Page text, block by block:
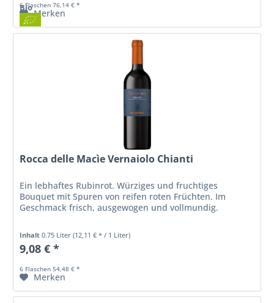
Bio
6 Flaschen 76,14 € *
Merken
Rocca delle Macìe Vernaiolo Chianti
Ein lebhaftes Rubinrot. Würziges und fruchtiges
Bouquet mit Spuren von reifen roten Früchten. Im
Geschmack frisch, ausgewogen und vollmundig.
Inhalt0.75 Liter(12,11 € * / 1 Liter)
9,08 € *
6 Flaschen 54,48 € *
Merken